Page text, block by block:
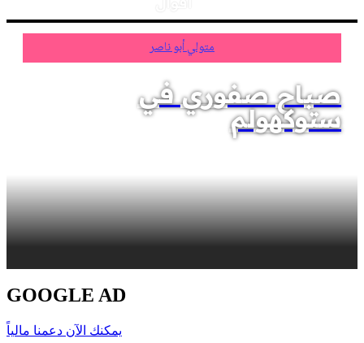
متولي أبو ناصر
صباح صفوري في
ستوكهولم
GOOGLE AD
يمكنك الآن دعمنا مالياً